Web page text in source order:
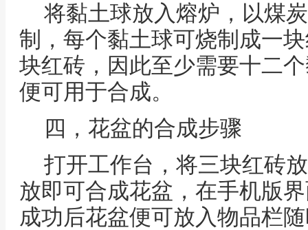
将黏土球放入熔炉，以煤
制，每个黏土球可烧制成一
块红砖，因此至少需要十二
便可用于合成。
四，花盆的合成步骤
打开工作台，将三块红砖
放即可合成花盆，在手机版
成功后花盆便可放入物品栏